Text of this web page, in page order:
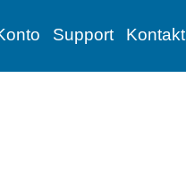
Support Kontakt